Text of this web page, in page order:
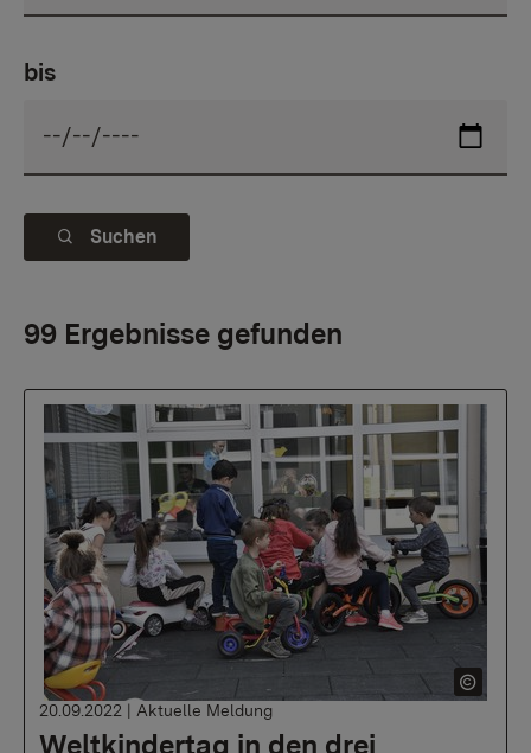
bis
Suchen
99 Ergebnisse gefunden
Weltkindertag in den drei
20.09.2022 | Aktuelle Meldung